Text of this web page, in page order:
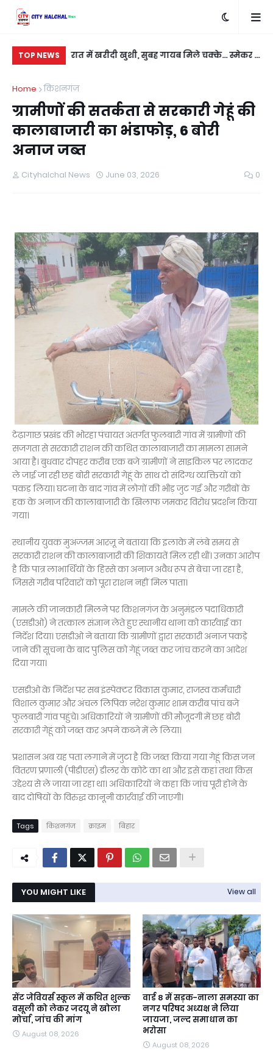
TOP NEWS
बदला लेने के लिए
रात में खरीदी खुशी, सुबह गायब मिले चक्के... स्मेकर ने
Home
किशनगंज
ग्रामीणों की सतर्कता से सरकारी गेहूं की
कालाबाजारी का भंडाफोड़, 6 बोरी
अनाज जब्त
Cityhalchal News June 03, 2026 0
टेढ़ागाछ प्रखंड की भोरहा पंचायत अंतर्गत फुलबारी गांव में ग्रामीणों की
सजगता से सरकारी राशन की कथित कालाबाजारी का मामला सामने
आया है। बुधवार दोपहर करीब एक बजे ग्रामीणों ने साइकिल पर लादकर
ले जाई जा रही छह बोरी सरकारी गेहूं के साथ दो संदिग्ध व्यक्तियों को
पकड़ लिया। घटना के बाद गांव में लोगों की भीड़ जुट गई और गरीबों के
हक के अनाज की कालाबाजारी के खिलाफ जमकर विरोध प्रदर्शन किया
गया।
स्थानीय युवक मुअज्जम आरज़ू ने बताया कि इलाके में लंबे समय से
सरकारी राशन की कालाबाजारी की शिकायतें मिल रही थीं। उनका आरोप
है कि पात्र लाभार्थियों के हिस्से का अनाज अवैध रूप से बेचा जा रहा है,
जिससे गरीब परिवारों को पूरा राशन नहीं मिल पाता।
मामले की जानकारी मिलने पर किशनगंज के अनुमंडल पदाधिकारी
(एसडीओ) ने तत्काल संज्ञान लेते हुए स्थानीय थाना को कार्रवाई का
निर्देश दिया। एसडीओ ने बताया कि ग्रामीणों द्वारा सरकारी अनाज पकड़े
जाने की सूचना के बाद पुलिस को गेहूं जब्त कर जांच करने का आदेश
दिया गया।
एसडीओ के निर्देश पर सब इंस्पेक्टर विकास कुमार, राजस्व कर्मचारी
विशाल कुमार और अंचल लिपिक नरेश कुमार शाम करीब पांच बजे
फुलबारी गांव पहुंचे। अधिकारियों ने ग्रामीणों की मौजूदगी में छह बोरी
सरकारी गेहूं को जब्त कर अपने कब्जे में ले लिया।
प्रशासन अब यह पता लगाने में जुटा है कि जब्त किया गया गेहूं किस जन
वितरण प्रणाली (पीडीएस) डीलर के कोटे का था और इसे कहां तथा किस
उद्देश्य से ले जाया जा रहा था। अधिकारियों ने कहा कि जांच पूरी होने के
बाद दोषियों के विरुद्ध कानूनी कार्रवाई की जाएगी।
Tags किशनगंज क्राइम बिहार
YOU MIGHT LIKE View all
सेंट जेवियर्स स्कूल में कथित शुल्क
वसूली को लेकर जदयू ने खोला
मोर्चा, जांच की मांग
August 08, 2026
वार्ड 8 में सड़क-नाला समस्या का
नगर परिषद अध्यक्ष ने लिया
जायजा, जल्द समाधान का
भरोसा
August 08, 2026